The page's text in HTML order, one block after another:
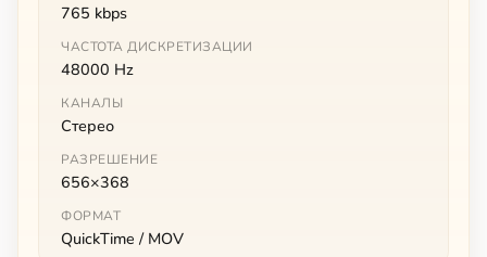
765 kbps
ЧАСТОТА ДИСКРЕТИЗАЦИИ
48000 Hz
КАНАЛЫ
Стерео
РАЗРЕШЕНИЕ
656×368
ФОРМАТ
QuickTime / MOV